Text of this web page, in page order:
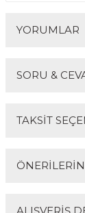
YORUMLAR
SORU &
TAKSİT